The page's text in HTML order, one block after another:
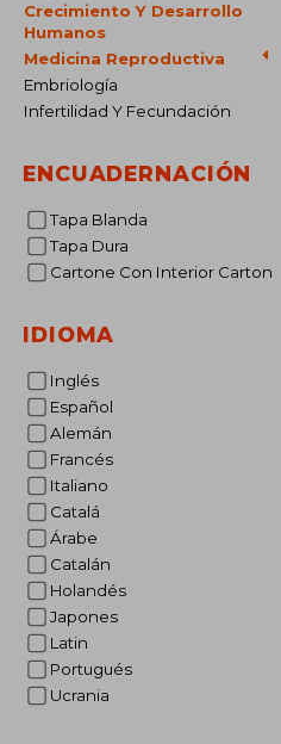
Crecimiento Y Desarrollo
Humanos
Medicina Reproductiva
Embriología
Infertilidad Y Fecundación
ENCUADERNACIÓN
Tapa Blanda
Tapa Dura
Cartone Con Interior Carton
IDIOMA
Inglés
Español
Alemán
Francés
Italiano
Catalá
Árabe
Catalán
Holandés
Japones
Latin
Portugués
Ucrania